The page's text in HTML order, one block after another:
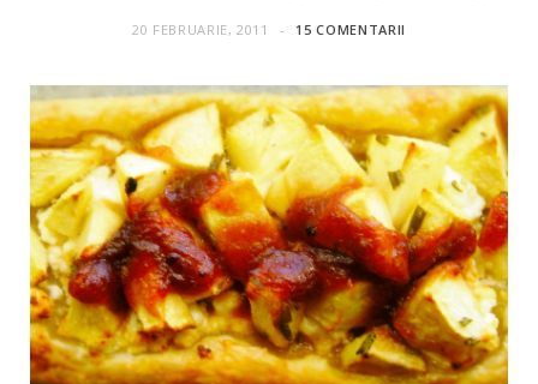
20 FEBRUARIE, 2011 15 COMENTARII